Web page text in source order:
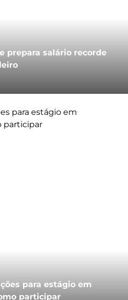
prepara salário recorde
para estágio em
participar